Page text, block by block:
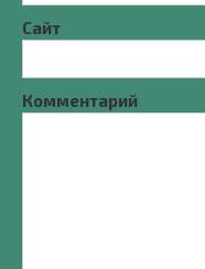
Сайт
Комментарий